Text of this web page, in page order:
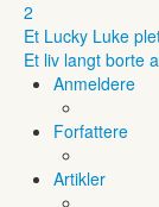
2
Et Lucky Luke
Et liv langt borte
Anmeldere
Forfattere
Artikler